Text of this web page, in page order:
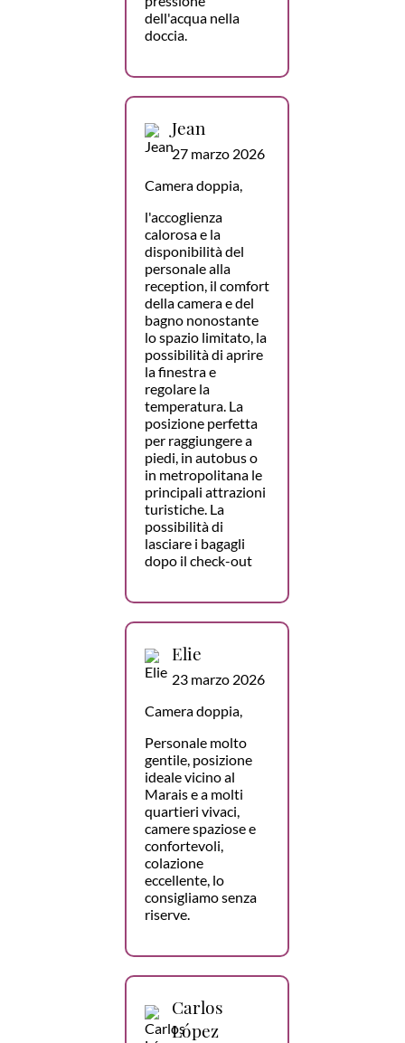
dell'acqua nella
doccia.
Jean
27 marzo 2026
Camera doppia,
l'accoglienza
calorosa e la
disponibilità del
personale alla
reception, il comfort
della camera e del
bagno nonostante
lo spazio limitato, la
possibilità di aprire
la finestra e
regolare la
temperatura. La
posizione perfetta
per raggiungere a
piedi, in autobus o
in metropolitana le
principali attrazioni
turistiche. La
possibilità di
lasciare i bagagli
dopo il check-out
Elie
23 marzo 2026
Camera doppia,
Personale molto
gentile, posizione
ideale vicino al
Marais e a molti
quartieri vivaci,
camere spaziose e
confortevoli,
colazione
eccellente, lo
consigliamo senza
riserve.
Carlos
López